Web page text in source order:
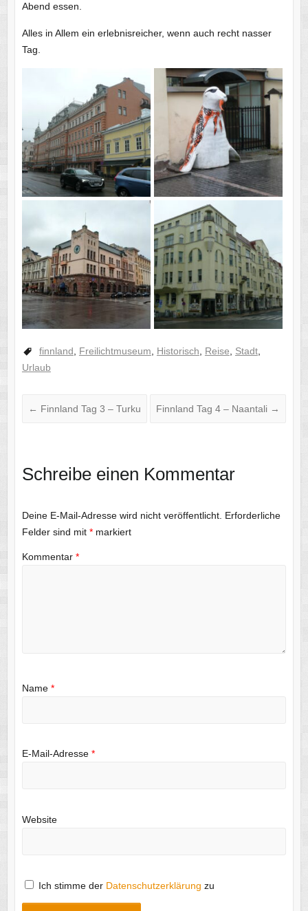
Abend essen.
Alles in Allem ein erlebnisreicher, wenn auch recht nasser
Tag.
finnland, Freilichtmuseum, Historisch, Reise, Stadt,
Urlaub
← Finnland Tag 3 – Turku Finnland Tag 4 – Naantali →
Schreibe einen Kommentar
Deine E-Mail-Adresse wird nicht veröffentlicht. Erforderliche
Felder sind mit *markiert
Kommentar *
Name *
E-Mail-Adresse *
Website
Ich stimme der Datenschutzerklärung zu